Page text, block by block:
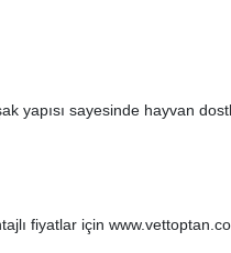
sayesinde hayvan
fiyatlar için